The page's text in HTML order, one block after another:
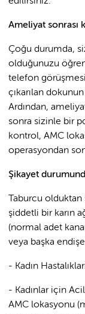
Ameliyat sonrası
Çoğu durumda,
olduğunuzu
telefon görüşmesi
çıkarılan
Ardından,
sonra sizinle bir
kontrol, AMC
operasyondan
Şikayet
Taburcu
şiddetli bir karın
(normal adet
veya başka
- Kadın
- Kadınlar için
AMC lokasyonu